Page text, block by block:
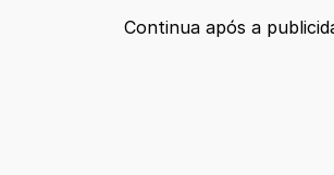
Continua após a